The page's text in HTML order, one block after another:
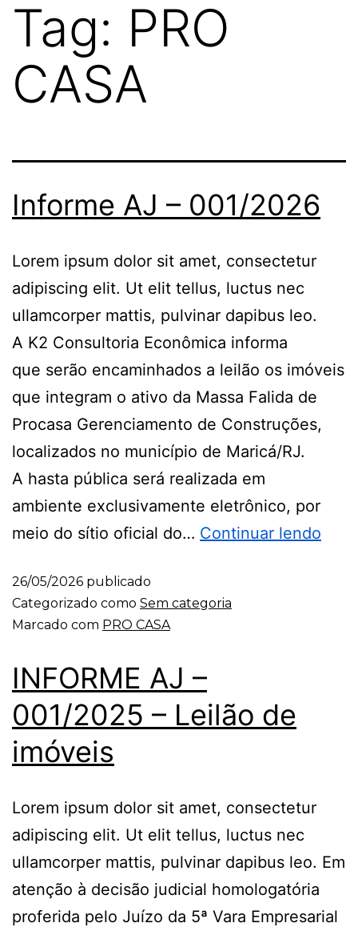
Tag: PRO
CASA
Informe AJ – 001/2026
Lorem ipsum dolor sit amet, consectetur
adipiscing elit. Ut elit tellus, luctus nec
ullamcorper mattis, pulvinar dapibus leo.
A K2 Consultoria Econômica informa
que serão encaminhados a leilão os imóveis
que integram o ativo da Massa Falida de
Procasa Gerenciamento de Construções,
localizados no município de Maricá/RJ.
A hasta pública será realizada em
ambiente exclusivamente eletrônico, por
meio do sítio oficial do… Continuar lendo
26/05/2026 publicado
Categorizado como Sem categoria
Marcado com PRO CASA
INFORME AJ –
001/2025 – Leilão de
imóveis
Lorem ipsum dolor sit amet, consectetur
adipiscing elit. Ut elit tellus, luctus nec
ullamcorper mattis, pulvinar dapibus leo. Em
atenção à decisão judicial homologatória
proferida pelo Juízo da 5ª Vara Empresarial